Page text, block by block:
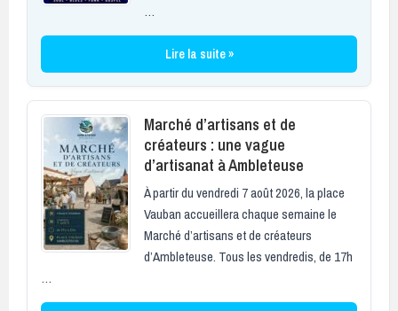
…
Lire la suite »
Marché d’artisans et de
créateurs : une vague
d’artisanat à Ambleteuse
À partir du vendredi 7 août 2026, la place
Vauban accueillera chaque semaine le
Marché d’artisans et de créateurs
d’Ambleteuse. Tous les vendredis, de 17h
…